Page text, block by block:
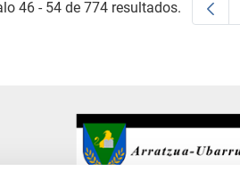
46 - 54 de 774 resultados.